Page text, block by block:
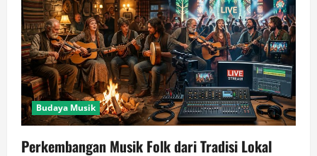
Budaya Musik
Perkembangan Musik Folk dari Tradisi Lokal